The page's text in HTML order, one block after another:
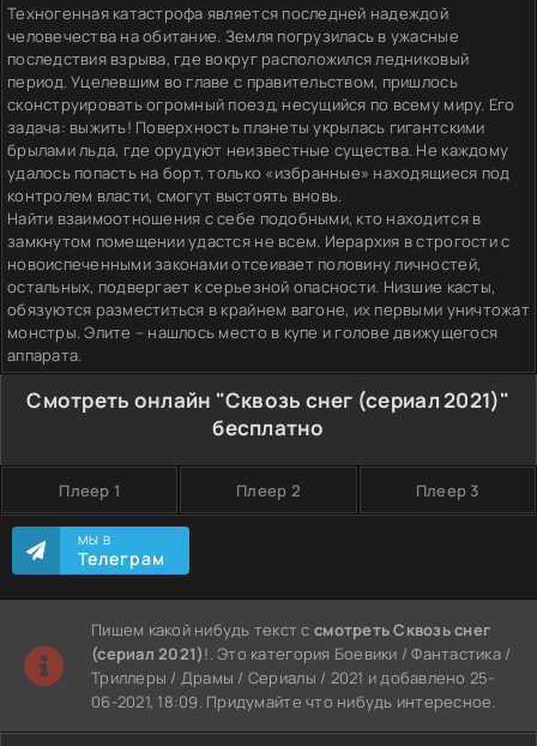
Техногенная катастрофа является последней надеждой
человечества на обитание. Земля погрузилась в ужасные
последствия взрыва, где вокруг расположился ледниковый
период. Уцелевшим во главе с правительством, пришлось
сконструировать огромный поезд, несущийся по всему миру. Его
задача: выжить! Поверхность планеты укрылась гигантскими
брылами льда, где орудуют неизвестные существа. Не каждому
удалось попасть на борт, только «избранные» находящиеся под
контролем власти, смогут выстоять вновь.
Найти взаимоотношения с себе подобными, кто находится в
замкнутом помещении удастся не всем. Иерархия в строгости с
новоиспеченными законами отсеивает половину личностей,
остальных, подвергает к серьезной опасности. Низшие касты,
обязуются разместиться в крайнем вагоне, их первыми уничтожат
монстры. Элите – нашлось место в купе и голове движущегося
аппарата.
Смотреть онлайн "Сквозь снег (сериал 2021)"
бесплатно
Плеер 1 Плеер 2 Плеер 3
МЫ В
Телеграм
Пишем какой нибудь текст ссмотреть Сквозь снег
(сериал 2021)!. Это категория Боевики / Фантастика /
Триллеры / Драмы / Сериалы / 2021 и добавлено 25-
06-2021, 18:09. Придумайте что нибудь интересное.